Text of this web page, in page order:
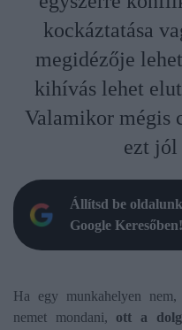
kockáztatása
megidézője
kihívás lehet
Valamikor mégis
ezt jól
Állítsd be
Google Keresőben!
Ha egy munkahelyen
nemet mondani, ott a